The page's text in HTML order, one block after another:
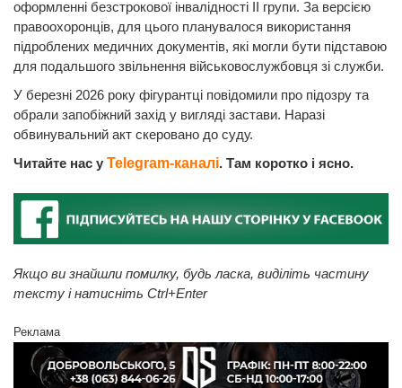
оформленні безстрокової інвалідності II групи. За версією
правоохоронців, для цього планувалося використання
підроблених медичних документів, які могли бути підставою
для подальшого звільнення військовослужбовця зі служби.
У березні 2026 року фігурантці повідомили про підозру та
обрали запобіжний захід у вигляді застави. Наразі
обвинувальний акт скеровано до суду.
Читайте нас у Telegram-каналі. Там коротко і ясно.
Якщо ви знайшли помилку, будь ласка, виділіть частину
тексту і натисніть Ctrl+Enter
Реклама